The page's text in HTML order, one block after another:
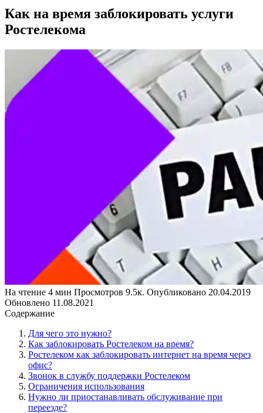
Как на время заблокировать услуги
Ростелекома
На чтение 4 мин Просмотров 9.5к. Опубликовано 20.04.2019
Обновлено 11.08.2021
Содержание
Для чего это нужно?
Как заблокировать Ростелеком на время?
Ростелеком как заблокировать интернет на время через
офис?
Звонок в службу поддержки Ростелеком
Ограничения использования
Нужно ли приостанавливать обслуживание при
переезде?